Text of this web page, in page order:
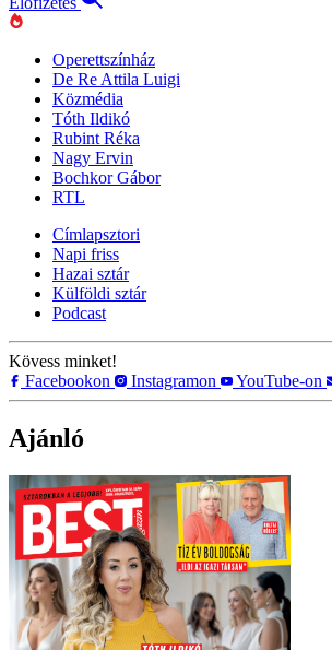
Operettszínház
De Re Attila Luigi
Közmédia
Tóth Ildikó
Rubint Réka
Nagy Ervin
Bochkor Gábor
RTL
Címlapsztori
Napi friss
Hazai sztár
Külföldi sztár
Podcast
Kövess minket!
Facebookon
Instagramon YouTube-on
Ajánló